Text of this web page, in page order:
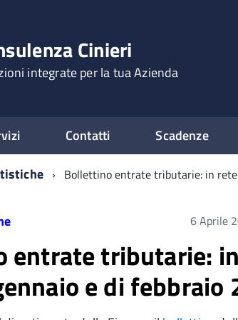
Cinieri
integrate per la tua Azienda
Contatti Scadenze
Bollettino entrate tributarie: in
6 Aprile
entrate tributarie:
e di febbraio